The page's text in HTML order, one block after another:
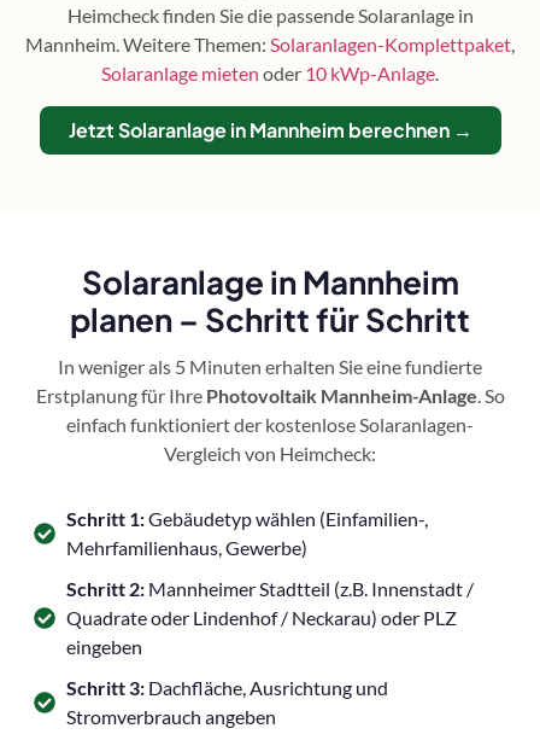
Heimcheck finden Sie die passende Solaranlage in
Mannheim. Weitere Themen: Solaranlagen-Komplettpaket,
Solaranlage mieten oder 10 kWp-Anlage.
Jetzt Solaranlage in Mannheim berechnen →
Solaranlage in Mannheim
planen – Schritt für Schritt
In weniger als 5 Minuten erhalten Sie eine fundierte
Erstplanung für Ihre Photovoltaik Mannheim-Anlage . So
einfach funktioniert der kostenlose Solaranlagen-
Vergleich von Heimcheck:
Schritt 1:Gebäudetyp wählen (Einfamilien-,
Mehrfamilienhaus, Gewerbe)
Schritt 2: Mannheimer Stadtteil (z.B. Innenstadt /
Quadrate oder Lindenhof / Neckarau) oder PLZ
eingeben
Schritt 3: Dachfläche, Ausrichtung und
Stromverbrauch angeben